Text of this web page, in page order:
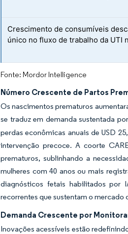
Crescimento de consumíveis
único no fluxo de trabalho da UTI
Fonte: Mordor Intelligence
Número Crescente de Partos
Os nascimentos prematuros
se traduz em demanda sustentada
perdas econômicas anuais de USD
intervenção precoce. A coorte
prematuros, sublinhando a
mulheres com 40 anos ou mais
diagnósticos fetais habilitados por
recorrentes que sustentam o
Demanda Crescente por
Inovações acessíveis estão